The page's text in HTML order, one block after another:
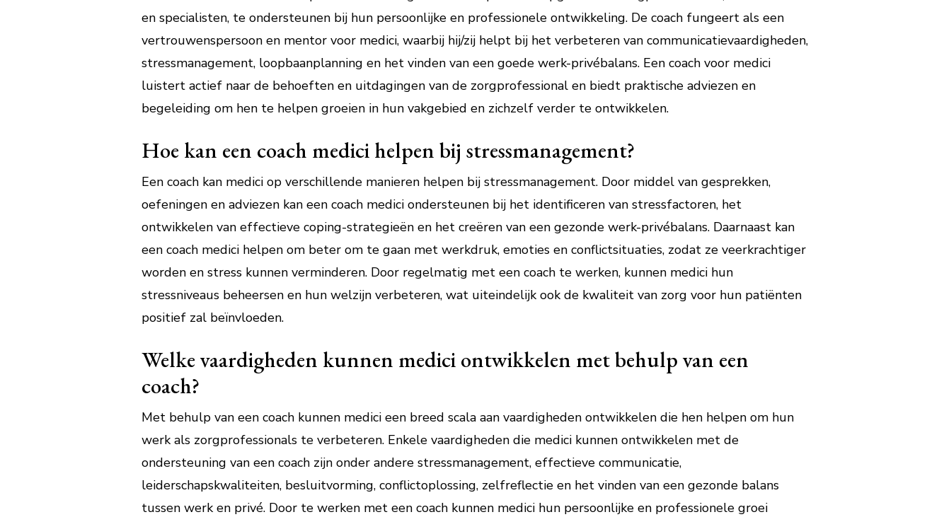
en specialisten, te ondersteunen bij hun persoonlijke en professionele ontwikkeling. De coach fungeert als een
vertrouwenspersoon en mentor voor medici, waarbij hij/zij helpt bij het verbeteren van communicatievaardigheden,
stressmanagement, loopbaanplanning en het vinden van een goede werk-privébalans. Een coach voor medici
luistert actief naar de behoeften en uitdagingen van de zorgprofessional en biedt praktische adviezen en
begeleiding om hen te helpen groeien in hun vakgebied en zichzelf verder te ontwikkelen.
Hoe kan een coach medici helpen bij stressmanagement?
Een coach kan medici op verschillende manieren helpen bij stressmanagement. Door middel van gesprekken,
oefeningen en adviezen kan een coach medici ondersteunen bij het identificeren van stressfactoren, het
ontwikkelen van effectieve coping-strategieën en het creëren van een gezonde werk-privébalans. Daarnaast kan
een coach medici helpen om beter om te gaan met werkdruk, emoties en conflictsituaties, zodat ze veerkrachtiger
worden en stress kunnen verminderen. Door regelmatig met een coach te werken, kunnen medici hun
stressniveaus beheersen en hun welzijn verbeteren, wat uiteindelijk ook de kwaliteit van zorg voor hun patiënten
positief zal beïnvloeden.
Welke vaardigheden kunnen medici ontwikkelen met behulp van een
coach?
Met behulp van een coach kunnen medici een breed scala aan vaardigheden ontwikkelen die hen helpen om hun
werk als zorgprofessionals te verbeteren. Enkele vaardigheden die medici kunnen ontwikkelen met de
ondersteuning van een coach zijn onder andere stressmanagement, effectieve communicatie,
leiderschapskwaliteiten, besluitvorming, conflictoplossing, zelfreflectie en het vinden van een gezonde balans
tussen werk en privé. Door te werken met een coach kunnen medici hun persoonlijke en professionele groei